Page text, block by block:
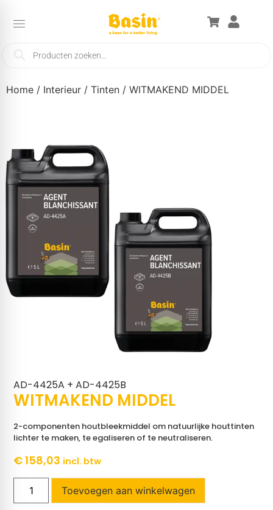
Home / Interieur / Tinten / WITMAKEND MIDDEL
AD-4425A + AD-4425B
WITMAKEND MIDDEL
2-componenten houtbleekmiddel om natuurlijke houttinten
lichter te maken, te egaliseren of te neutraliseren.
€158,03 incl. btw
Toevoegen aan winkelwagen